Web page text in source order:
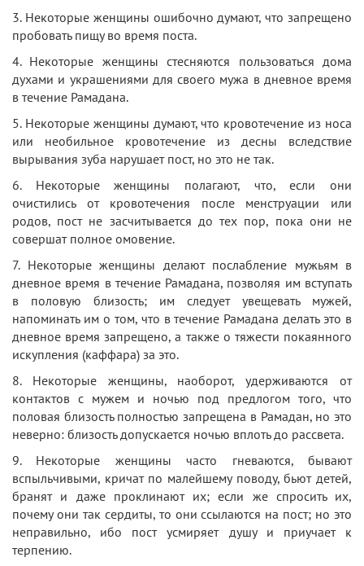
3. Некоторые женщины ошибочно думают, что запрещено
пробовать пищу во время поста.
4. Некоторые женщины стесняются пользоваться дома
духами и украшениями для своего мужа в дневное время
в течение Рамадана.
5. Некоторые женщины думают, что кровотечение из носа
или необильное кровотечение из десны вследствие
вырывания зуба нарушает пост, но это не так.
6. Некоторые женщины полагают, что, если они
очистились от кровотечения после менструации или
родов, пост не засчитывается до тех пор, пока они не
совершат полное омовение.
7. Некоторые женщины делают послабление мужьям в
дневное время в течение Рамадана, позволяя им вступать
в половую близость; им следует увещевать мужей,
напоминать им о том, что в течение Рамадана делать это в
дневное время запрещено, а также о тяжести покаянного
искупления (каффара) за это.
8. Некоторые женщины, наоборот, удерживаются от
контактов с мужем и ночью под предлогом того, что
половая близость полностью запрещена в Рамадан, но это
неверно: близость допускается ночью вплоть до рассвета.
9. Некоторые женщины часто гневаются, бывают
вспыльчивыми, кричат по малейшему поводу, бьют детей,
бранят и даже проклинают их; если же спросить их,
почему они так сердиты, то они ссылаются на пост; но это
неправильно, ибо пост усмиряет душу и приучает к
терпению.